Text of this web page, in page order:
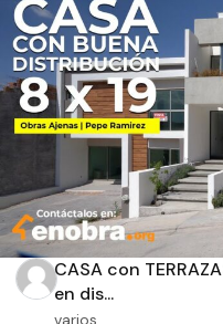
CASA con
en dis...
varios